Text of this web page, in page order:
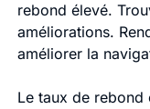
rebond élevé.
améliorations.
améliorer la
Le taux de rebond